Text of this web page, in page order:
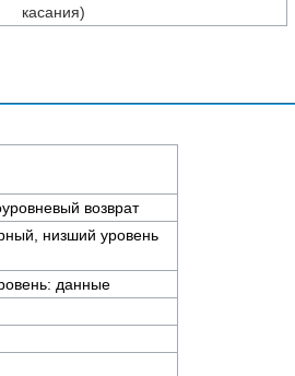
касания)
возврат
низший уровень
данные